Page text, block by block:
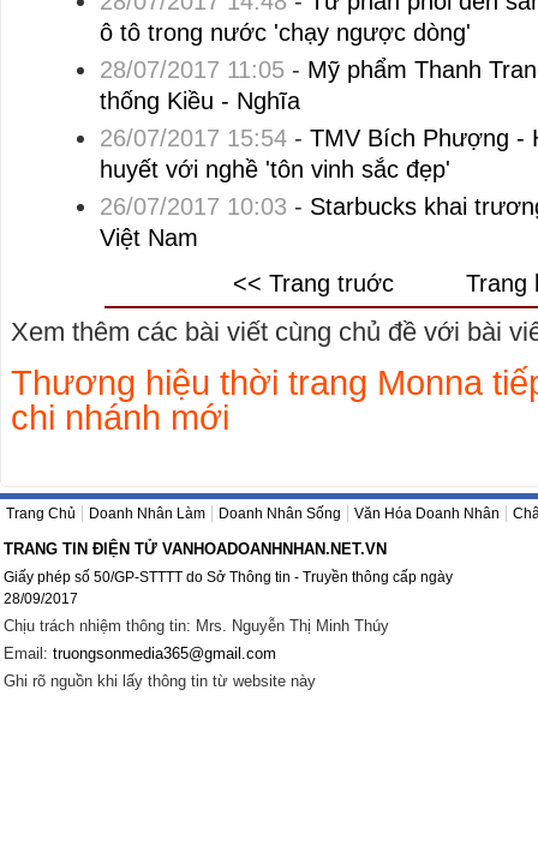
ô tô trong nước 'chạy ngược dòng'
28/07/2017 11:05- Mỹ phẩm Thanh
thống Kiều - Nghĩa
26/07/2017 15:54- TMV Bích Phượng -
huyết với nghề 'tôn vinh sắc đẹp'
26/07/2017 10:03 - Starbucks khai
Việt Nam
<< Trang truớc
Trang
Xem thêm các bài viết cùng chủ đề với bài
Thương hiệu thời trang Monna
chi nhánh mới
Trang Chủ Doanh Nhân Làm Doanh Nhân Sống Văn Hóa Doanh Nhân
TRANG TIN ĐIỆN TỬ VANHOADOANHNHAN.NET.VN
Giấy phép số 50/GP-STTTT do Sở Thông tin - Truyền thông cấp ngày
28/09/2017
Chịu trách nhiệm thông tin: Mrs. Nguyễn Thị Minh Thúy
Email: truongsonmedia365@gmail.com
Ghi rõ nguồn khi lấy thông tin từ website này